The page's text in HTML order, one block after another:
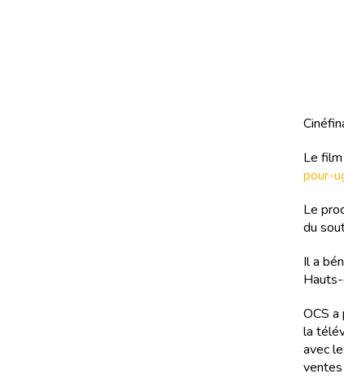
Le
pour-
Le
du
Il a
OCS
la
avec